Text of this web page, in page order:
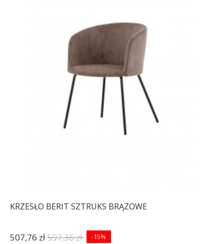
KRZESŁO BERIT SZTRUKS BRĄZOWE
507,76 zł597,36 zł -15%